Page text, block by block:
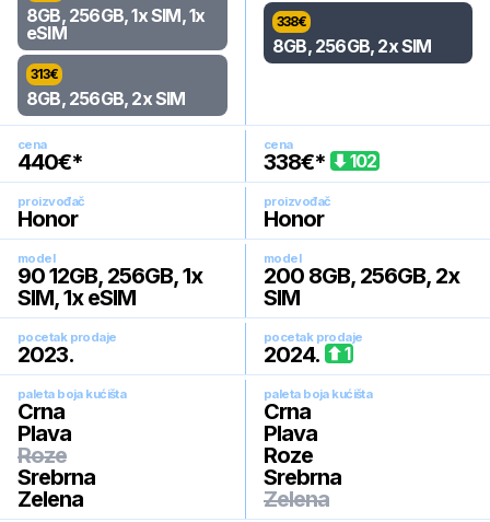
8GB, 256GB, 1x SIM, 1x
eSIM
313€
8GB, 256GB, 2x SIM
338€
8GB, 256GB, 2x SIM
cena
440€*
cena
338€* 102
proizvođač
Honor
proizvođač
Honor
model
90 12GB, 256GB, 1x
SIM, 1x eSIM
model
200 8GB, 256GB, 2x
SIM
pocetak prodaje
2023.
pocetak prodaje
2024. 1
paleta boja kućišta
Crna
Plava
Roze
Srebrna
Zelena
paleta boja kućišta
Crna
Plava
Roze
Srebrna
Zelena